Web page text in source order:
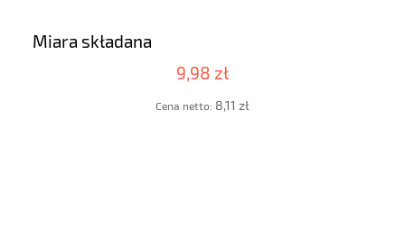
Miara składana
9,98 zł
Cena netto: 8,11 zł